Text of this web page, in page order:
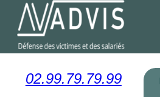
02.99.79.79.99
Panneau de gestion des cookies